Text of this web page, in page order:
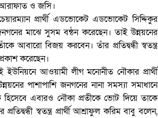
আরাফাত ও জসি।
প্রার্থী এডভোকেট এডভোকেট সিদ্দিকুর
মাঝে সুসম বন্ঠন করেছেন। তাই উন্নয়নের
আবারো বিজয় করবেন। তাঁর প্রতিদ্বন্ধী স্বতন্ত্র
করেছেন।
আওয়ামী লীগ মনোনীত নৌকার প্রার্থী
পাশাপাশি জনগনের নানা সমস্যা সমাধানে
এবারও নৌকা প্রতীকে ভোট দিয়ে তাকে
স্বতন্ত্র প্রার্থী আশ্রাফুল করিম বাবু বলেন,